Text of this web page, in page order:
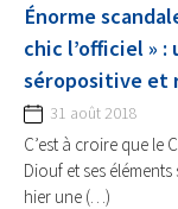
Énorme
chic l’officiel » :
séropositive et
31 août 2018
C’est à croire que le
Diouf et ses
hier une (…)